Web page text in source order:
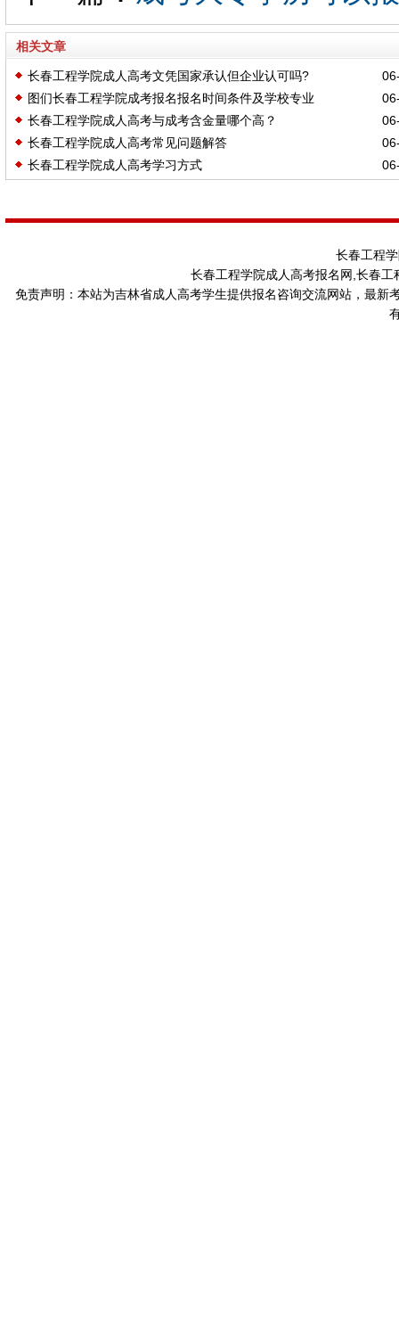
相关文章
长春工程学院成人高考文凭国家承认但企业认可吗?
图们长春工程学院成考报名报名时间条件及学校专业
长春工程学院成人高考与成考含金量哪个高？
长春工程学院成人高考常见问题解答
长春工程学院成人高考学习方式
长春工程
长春工程学院成人高考报名网,长春
免责声明：本站为吉林省成人高考学生提供报名咨询交流网站，最